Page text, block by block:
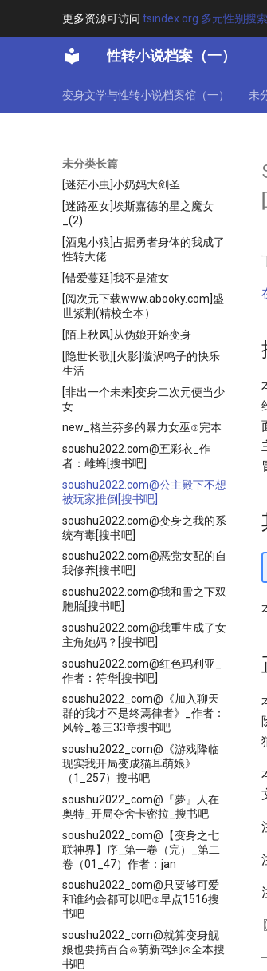
更多资源可访问 tsindex.org 多元性别搜
性转小说档案（一）
变身文学与性转小说档案馆（一） 未
未分类长篇
[综]无限大萌王
[老匿名]凤之情殇
[诗酒会春风]飞升失败
[迷茫小虫]小奶妈大剑圣
[迷路巫女]埃斯嘉德的星之魔女
_(2)
[酒鬼小狼]占据勇者身体的我成了
性转大佬
[错爱蔓延]我不是渣女
[阅次元下载www.abooky.com]盛
世紫荆(精校全本）
[陌上秋风]从伪娘开始变身
[隐世长歌][火影]漩涡鸣子的快乐
生活
[非出一个未来]变身二次元便当少
女
new_格兰芬多的暴力女巫⊙完本
soushu2022.com@五彩衣_作
者：雌蜂[搜书吧]
soushu2022.com@公主殿下不想
被玩家推倒[搜书吧]
soushu2022.com@变身之我的系
统有毒[搜书吧]
soushu2022.com@恶党女配的自
我修养[搜书吧]
soushu2022.com@我和雪之下双
胞胎[搜书吧]
soushu2022.com@我重生成了女
主角她妈？[搜书吧]
soushu2022.com@红色玛利亚_
作者：符华[搜书吧]
soushu2022_com@《加入聊天
群的我才不是终焉律者》_作者：
风铃_卷三33章搜书吧
soushu2022_com@《游戏降临
现实我开局变成猫耳萌娘》
（1_257）搜书吧
soushu2022_com@『夢』人在
奥特_开局夺舍卡密拉_搜书吧
soushu2022_com@【变身之七
联神界】序_第一卷（完）_第二
卷（01_47）作者：jan
soushu2022_com@只要够可爱
和谁约会都可以吧⊙早点1516搜
书吧
soushu2022_com@就算变身舰
娘也要搞百合⊙萌新驾到⊙全本搜
书吧